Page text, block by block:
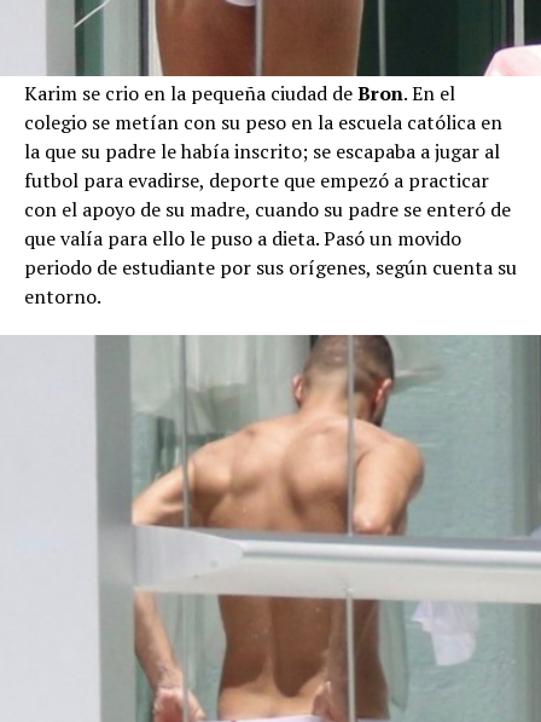
Karim se crio en la pequeña ciudad deBron. En el
colegio se metían con su peso en la escuela católica en
la que su padre le había inscrito; se escapaba a jugar al
futbol para evadirse, deporte que empezó a practicar
con el apoyo de su madre, cuando su padre se enteró de
que valía para ello le puso a dieta. Pasó un movido
periodo de estudiante por sus orígenes, según cuenta su
entorno.